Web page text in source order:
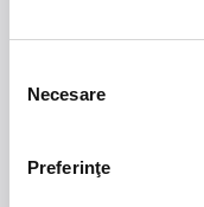
consimțământului
Necesare
Preferinţe
precum si online pe
21 - 22 august 2026